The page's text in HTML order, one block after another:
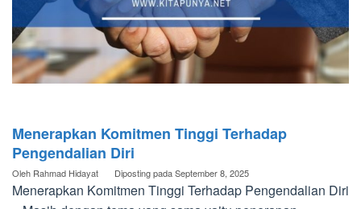
Menerapkan Komitmen Tinggi Terhadap
Pengendalian Diri
Oleh Rahmad Hidayat Diposting padaSeptember 8, 2025
Menerapkan Komitmen Tinggi Terhadap Pengendalian Diri